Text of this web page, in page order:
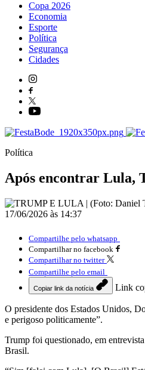
Copa 2026
Economia
Esporte
Política
Segurança
Cidades
Política
Após encontrar Lula,
17/06/2026 às 14:37
Compartilhe pelo whatsapp
Compartilhar no facebook
Compartilhar no twitter
Compartilhe pelo email
Copiar link da notícia Link
O presidente dos Estados Unidos,
e perigoso politicamente”.
Trump foi questionado, em
Brasil.